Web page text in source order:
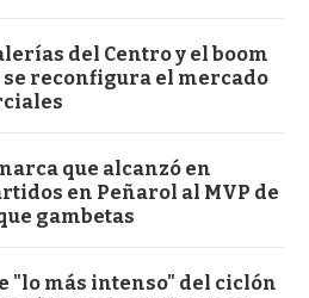
del Centro y el boom
se reconfigura el mercado
que alcanzó en
en Peñarol al MVP de
gambetas
"lo más intenso" del ciclón